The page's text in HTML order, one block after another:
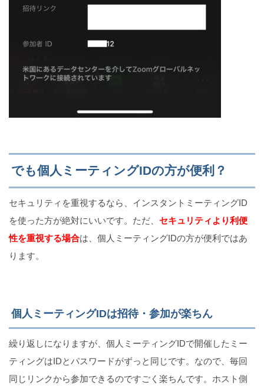
でも個人ミーティングIDの方が便利？
セキュリティを重視するなら、インスタントミーティングID
を使った方が絶対にいいです。ただ、 セキュリティより利便
性を重視する場合は、個人ミーティングIDの方が便利ではあ
ります。
個人ミーティングIDは招待・参加が楽ちん
繰り返しになりますが、個人ミーティングIDで開催したミー
ティングはIDとパスワードがずっと同じです。なので、毎回
同じリンクから参加できるのですごく楽ちんです。ホスト側